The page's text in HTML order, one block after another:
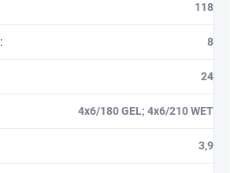
118
: 8
24
4x6/180 GEL; 4x6/210 WET
3,9